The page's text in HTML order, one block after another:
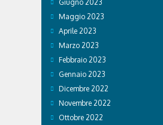
Giugno 2023
Maggio 2023
Aprile 2023
Marzo 2023
Febbraio 2023
Gennaio 2023
Dicembre 2022
Novembre 2022
Ottobre 2022